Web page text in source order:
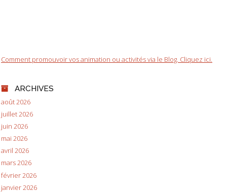
Comment promouvoir vos animation ou activités via le Blog. Cliquez ici.
ARCHIVES
août 2026
juillet 2026
juin 2026
mai 2026
avril 2026
mars 2026
février 2026
janvier 2026